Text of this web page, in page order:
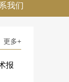
我们
更多+
报